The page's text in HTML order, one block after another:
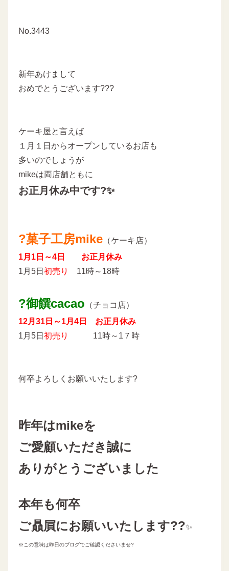
No.3443
新年あけまして
おめでとうございます???
ケーキ屋と言えば
１月１日からオープンしているお店も
多いのでしょうが
mikeは両店舗ともに
お正月休み中です?✨
?菓子工房mike （ケーキ店）
1月1日～4日 お正月休み
1月5日 初売り 11時～18時
?御饌cacao （チョコ店）
12月31日～1月4日 お正月休み
1月5日 初売り 11時～1７時
何卒よろしくお願いいたします?
昨年はmikeを
ご愛顧いただき誠に
ありがとうございました
本年も何卒
ご贔屓にお願いいたします??✨
※この意味は昨日のブログでご確認くださいませ?